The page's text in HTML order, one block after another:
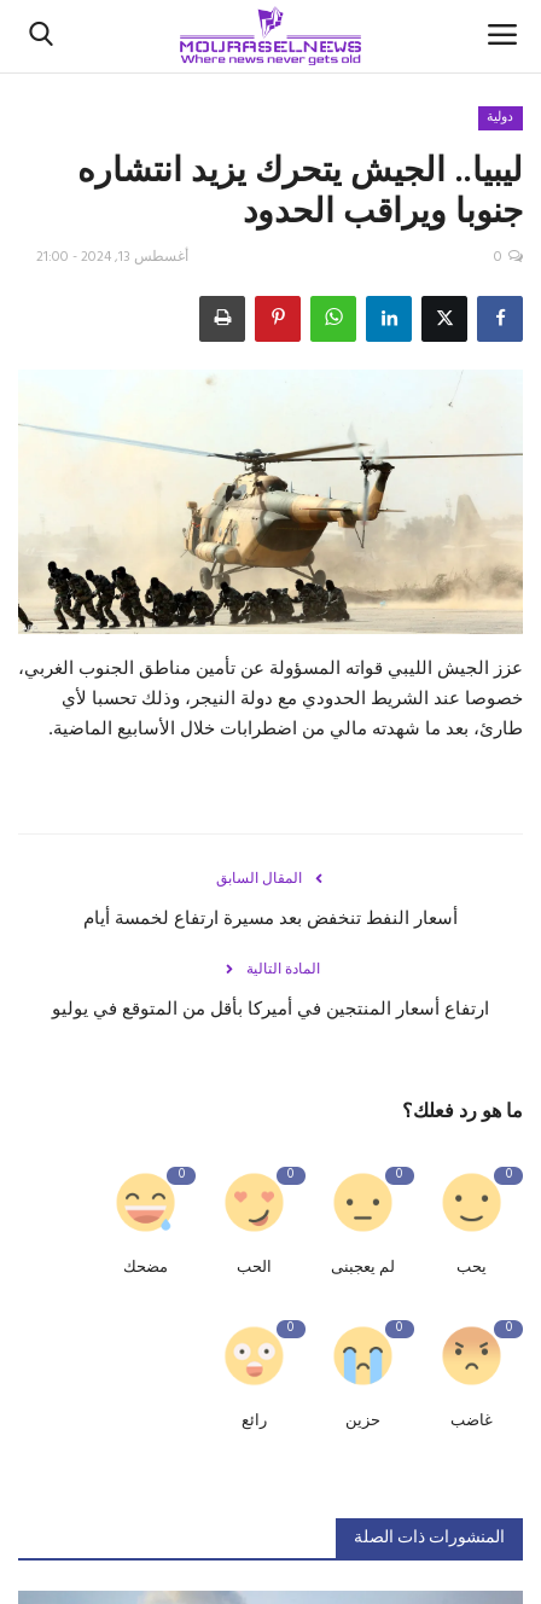
الأخبار
كتّابنا
اقتصاد
علوم وتكنولوجيا
فيديو
حياة
دولية
ليبيا.. الجيش يتحرك يزيد انتشاره
جنوبا ويراقب الحدود
أغسطس 13, 2024 - 21:00 0
عزز الجيش الليبي قواته المسؤولة عن تأمين مناطق الجنوب الغربي،
خصوصا عند الشريط الحدودي مع دولة النيجر، وذلك تحسبا لأي
طارئ، بعد ما شهدته مالي من اضطرابات خلال الأسابيع الماضية.
المقال السابق
أسعار النفط تنخفض بعد مسيرة ارتفاع لخمسة أيام
المادة التالية
ارتفاع أسعار المنتجين في أميركا بأقل من المتوقع في يوليو
ما هو رد فعلك؟
0
يحب
0
لم يعجبنى
0
الحب
0
مضحك
0
غاضب
0
حزين
0
رائع
المنشورات ذات الصلة